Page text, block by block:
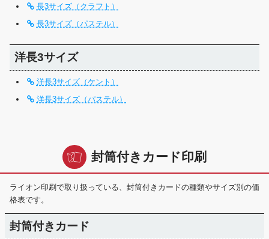
長3サイズ（クラフト）
長3サイズ（パステル）
洋長3サイズ
洋長3サイズ（ケント）
洋長3サイズ（パステル）
封筒付きカード印刷
ライオン印刷で取り扱っている、封筒付きカードの種類やサイズ別の価
格表です。
封筒付きカード